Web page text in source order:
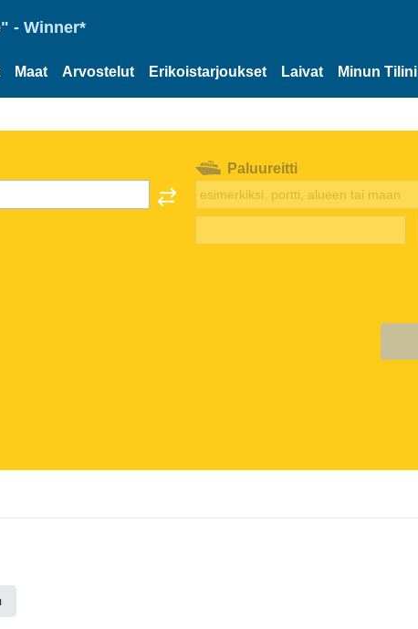
- Winner*
Maat Arvostelut Erikoistarjoukset Laivat Minun Tilini
Paluureitti